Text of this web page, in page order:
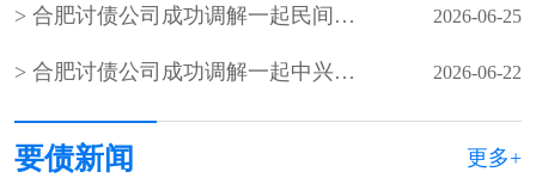
合肥讨债公司成功调解一起民间借贷合同纠纷 2026-06-25
合肥讨债公司成功调解一起中兴社区居民因办理农村房照引发的债务纠纷 2026-06-22
要债新闻 更多+